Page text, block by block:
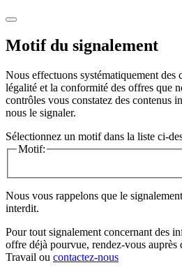
Motif du signalement
Nous effectuons systématiquement des
légalité et la conformité des offres que
contrôles vous constatez des contenus
nous le signaler.
Sélectionnez un motif dans la liste ci-
Motif:
Nous vous rappelons que le
interdit.
Pour tout signalement concernant des
offre déjà pourvue, rendez-vous auprès
Travail ou contactez-nous